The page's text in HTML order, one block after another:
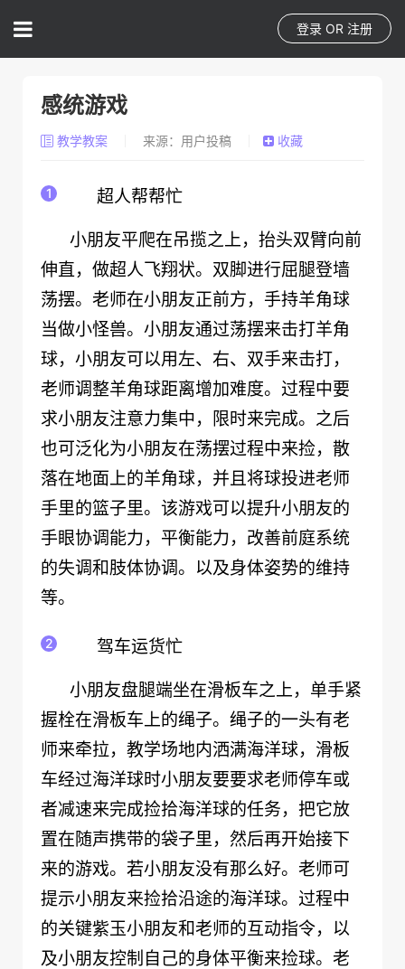
登录 OR 注册
感统游戏
教学教案 来源：用户投稿 收藏
超人帮帮忙
小朋友平爬在吊揽之上，抬头双臂向前
伸直，做超人飞翔状。双脚进行屈腿登墙
荡摆。老师在小朋友正前方，手持羊角球
当做小怪兽。小朋友通过荡摆来击打羊角
球，小朋友可以用左、右、双手来击打，
老师调整羊角球距离增加难度。过程中要
求小朋友注意力集中，限时来完成。之后
也可泛化为小朋友在荡摆过程中来捡，散
落在地面上的羊角球，并且将球投进老师
手里的篮子里。该游戏可以提升小朋友的
手眼协调能力，平衡能力，改善前庭系统
的失调和肢体协调。以及身体姿势的维持
等。
驾车运货忙
小朋友盘腿端坐在滑板车之上，单手紧
握栓在滑板车上的绳子。绳子的一头有老
师来牵拉，教学场地内洒满海洋球，滑板
车经过海洋球时小朋友要要求老师停车或
者减速来完成捡拾海洋球的任务，把它放
置在随声携带的袋子里，然后再开始接下
来的游戏。若小朋友没有那么好。老师可
提示小朋友来捡拾沿途的海洋球。过程中
的关键紫玉小朋友和老师的互动指令，以
及小朋友控制自己的身体平衡来捡球。老